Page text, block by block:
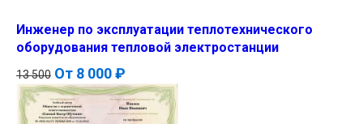
Инженер по эксплуатации теплотехнического
оборудования тепловой электростанции
13 500 От 8 000 ₽